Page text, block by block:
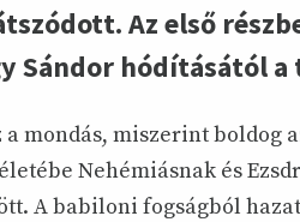
Az első
Sándor hódításától
mondás, miszerint boldog
Nehémiásnak és
A babiloni fogságból